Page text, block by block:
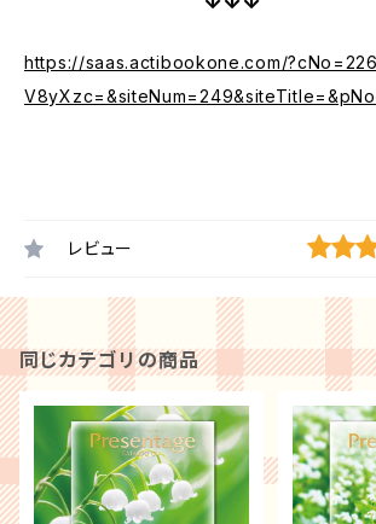
https://saas.actibookone.com/
レビュー
同じカテゴリの商品